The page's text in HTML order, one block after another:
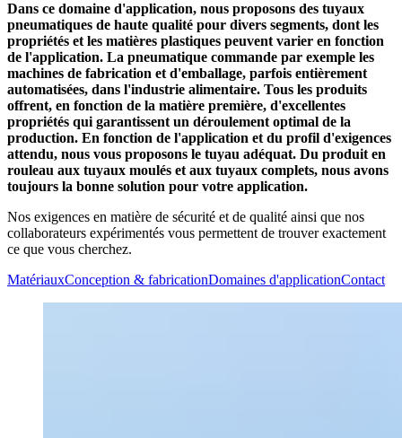
Dans ce domaine d'application, nous proposons des tuyaux
pneumatiques de haute qualité pour divers segments, dont les
propriétés et les matières plastiques peuvent varier en fonction
de l'application. La pneumatique commande par exemple les
machines de fabrication et d'emballage, parfois entièrement
automatisées, dans l'industrie alimentaire. Tous les produits
offrent, en fonction de la matière première, d'excellentes
propriétés qui garantissent un déroulement optimal de la
production. En fonction de l'application et du profil d'exigences
attendu, nous vous proposons le tuyau adéquat. Du produit en
rouleau aux tuyaux moulés et aux tuyaux complets, nous avons
toujours la bonne solution pour votre application.
Nos exigences en matière de sécurité et de qualité ainsi que nos
collaborateurs expérimentés vous permettent de trouver exactement
ce que vous cherchez.
MatériauxConception & fabricationDomaines d'applicationContact